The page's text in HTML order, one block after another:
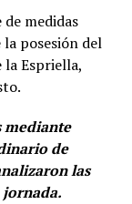
medidas
posesión del
la Espriella,
mediante
de
las